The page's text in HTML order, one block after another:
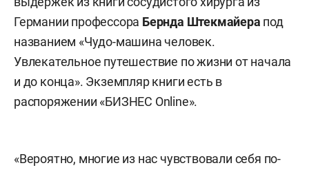
Германии профессора Бернда Штекмайера под
названием «Чудо-машина человек.
Увлекательное путешествие по жизни от начала
и до конца». Экземпляр книги есть в
распоряжении «БИЗНЕС Online».
«Вероятно, многие из нас чувствовали себя по-